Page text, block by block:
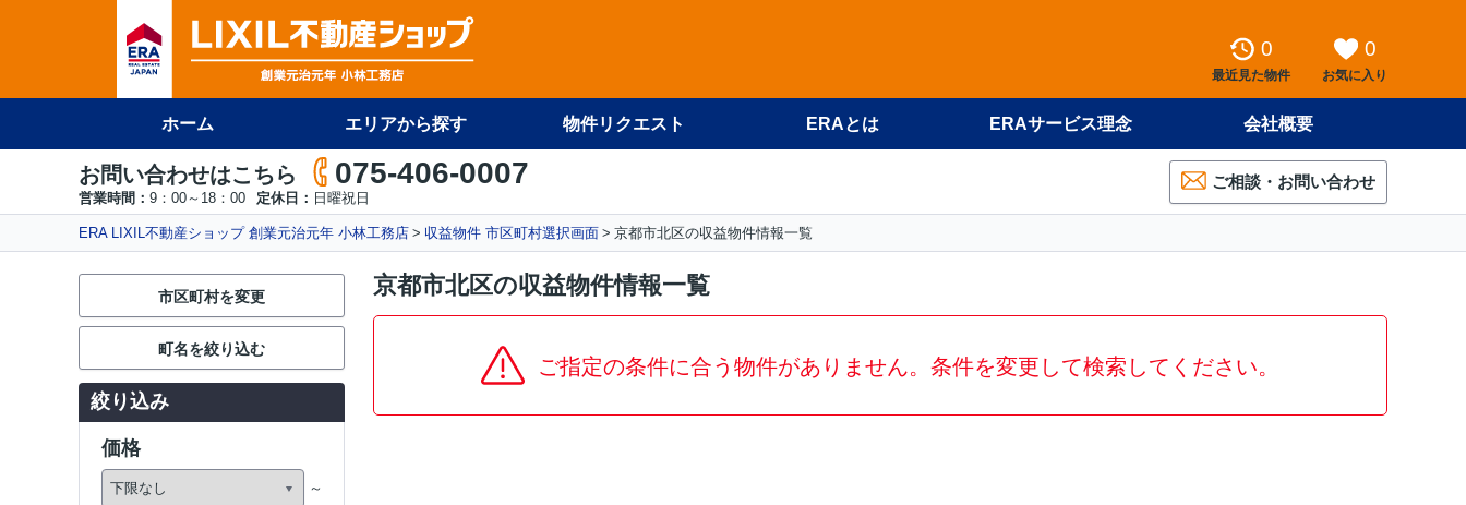
0
最近見た物件
0
お気に入り
ホーム エリアから探す 物件リクエスト ERAとは ERAサービス理念 会社概要
お問い合わせはこちら 075-406-0007
営業時間： 9：00～18：00 定休日： 日曜祝日
ご相談・お問い合わせ
ERA LIXIL不動産ショップ 創業元治元年 小林工務店 収益物件 市区町村選択画面 京都市北区の収益物件情報一覧
京都市北区の収益物件情報一覧
ご指定の条件に合う物件がありません。条件を変更して検索してください。
市区町村を変更
町名を絞り込む
絞り込み
価格